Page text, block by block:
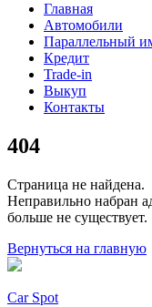
Главная
Автомобили
Параллельный
Кредит
Trade-in
Выкуп
Контакты
404
Страница не найдена.
Неправильно набран
больше не существует.
Вернуться на главную
Car Spot